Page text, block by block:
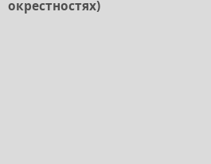
окрестностях)